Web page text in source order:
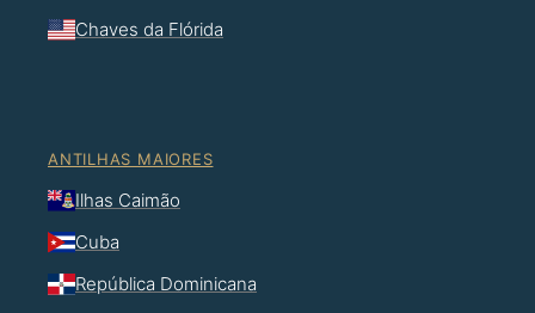
Chaves da Flórida
ANTILHAS MAIORES
Ilhas Caimão
Cuba
República Dominicana